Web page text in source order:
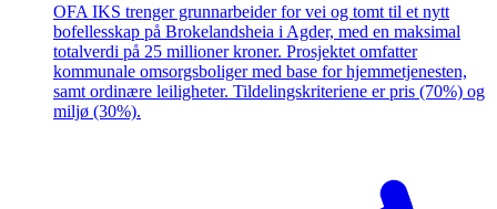
OFA IKS trenger grunnarbeider for vei og tomt til et nytt
bofellesskap på Brokelandsheia i Agder, med en maksimal
totalverdi på 25 millioner kroner. Prosjektet omfatter
kommunale omsorgsboliger med base for hjemmetjenesten,
samt ordinære leiligheter. Tildelingskriteriene er pris (70%) og
miljø (30%).